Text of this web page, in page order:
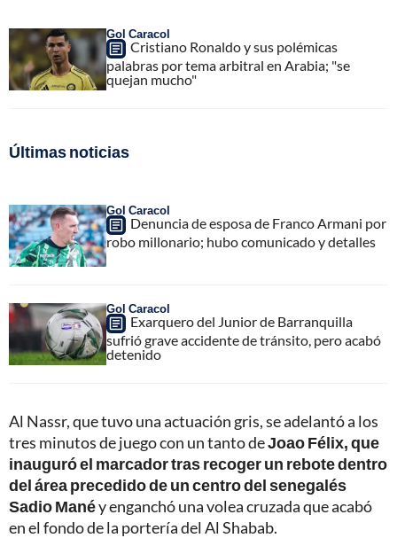
Gol Caracol
Cristiano Ronaldo y sus polémicas
palabras por tema arbitral en Arabia; "se
quejan mucho"
Últimas noticias
Gol Caracol
Denuncia de esposa de Franco Armani por
robo millonario; hubo comunicado y detalles
Gol Caracol
Exarquero del Junior de Barranquilla
sufrió grave accidente de tránsito, pero acabó
detenido
Al Nassr, que tuvo una actuación gris, se adelantó a los
tres minutos de juego con un tanto deJoao Félix, que
inauguró el marcador tras recoger un rebote dentro
del área precedido de un centro del senegalés
Sadio Manéy enganchó una volea cruzada que acabó
en el fondo de la portería del Al Shabab.